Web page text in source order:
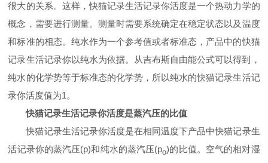
很大的关系。这样，快猫记录生活记录你活度是一个热动力学的
概念，需要进行测量。测量时需要系统确定在稳定状态以及温度
和标准的相态。纯水作为一个参考值或者标准态，产品中的快猫
记录生活记录你以纯水为依据。从吉布斯自由能公式可以得到，
纯水的化学势等于标准态的化学势，所以纯水的快猫记录生活记
录你活度值为1 。
快猫记录生活记录你活度是蒸汽压的比值
快猫记录生活记录你活度是在相同温度下产品中快猫记录生
活记录你的蒸汽压(p)和纯水的蒸汽压(po)的比值。空气的相对湿